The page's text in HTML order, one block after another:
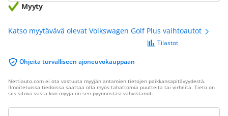
Myyty
Katso myytävävä olevat Volkswagen Golf Plus vaihtoautot
Ohjeita turvalliseen ajoneuvokauppaan
Tilastot
Nettiauto.com ei ota vastuuta myyjän antamien tietojen paikkansapitävyydestä.
Ilmoitetuissa tiedoissa saattaa olla myös tahattomia puutteita tai virheitä. Tieto on
siis sitova vasta kun myyjä on sen pyynnöstäsi vahvistanut.